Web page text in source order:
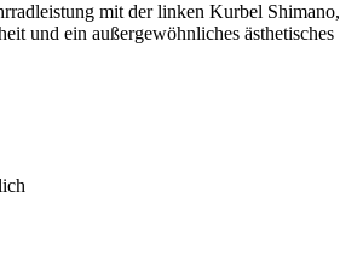
mit der linken Kurbel Shimano,
und ein außergewöhnliches ästhetisches